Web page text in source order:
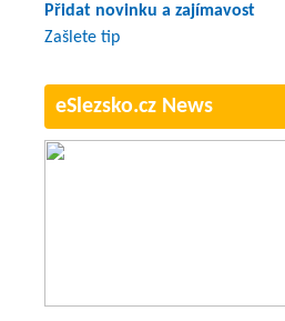
Přidat novinku a zajímavost
Zašlete tip
eSlezsko.cz News